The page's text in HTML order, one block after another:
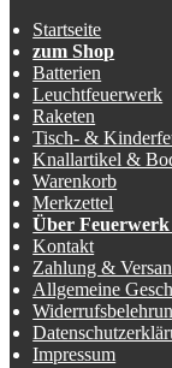
Startseite
zum Shop
Batterien
Leuchtfeuerwerk
Raketen
Tisch- &
Knallartikel &
Warenkorb
Merkzettel
Über
Kontakt
Zahlung &
Allgemeine
Impressum